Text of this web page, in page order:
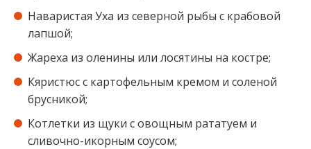
Наваристая Уха из северной рыбы с крабовой
лапшой⁣⁣;
Жареха из оленины или лосятины на костре⁣⁣;
Кяристюс с картофельным кремом и соленой
брусникой⁣⁣;
Котлетки из щуки с овощным рататуем и
сливочно-икорным соусом⁣⁣;